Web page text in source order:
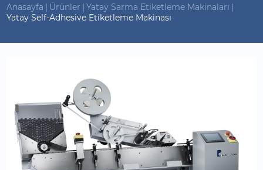
Anasayfa Ürünler
Yatay Sarma Etiketleme Makinaları
Yatay Self-Adhesive Etiketleme Makinası